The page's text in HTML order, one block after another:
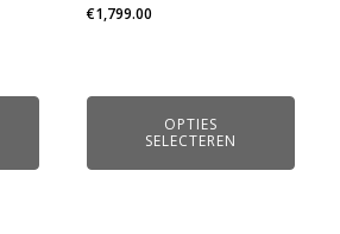
€1,799.00
OPTIES
SELECTEREN